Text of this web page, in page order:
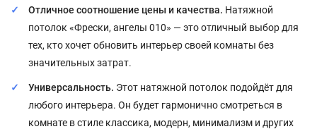
Отличное соотношение цены и качества. Натяжной
потолок «Фрески, ангелы 010» — это отличный выбор для
тех, кто хочет обновить интерьер своей комнаты без
значительных затрат.
Универсальность. Этот натяжной потолок подойдёт для
любого интерьера. Он будет гармонично смотреться в
комнате в стиле классика, модерн, минимализм и других